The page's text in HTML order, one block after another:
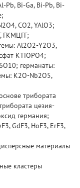
Pb, Bi-Ga, Bi-Pb, Bi-
CO2, YAlO3;
ГКМЦГГ;
Al2O2-Y2O3,
KTiOPO4;
германаты:
K2O-Nb2O5,
трибората
цезия-
германия;
GdF3, HoF3, ErF3,
материалы
кластеры